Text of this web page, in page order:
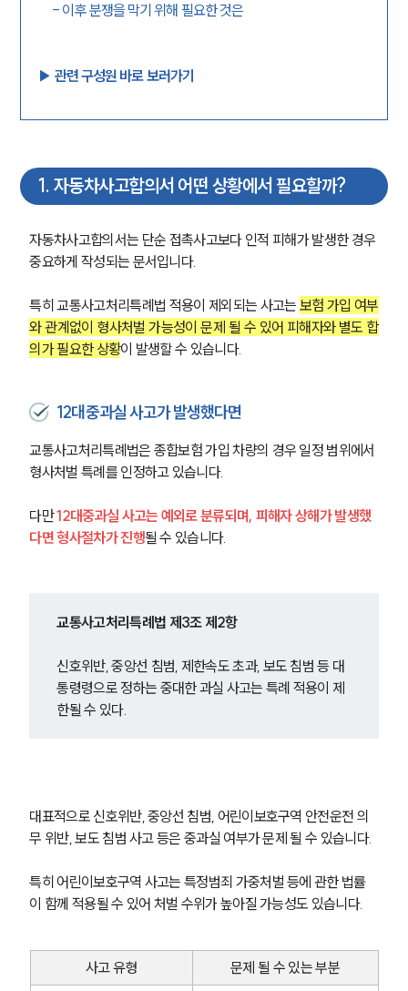
- 이후 분쟁을 막기 위해 필요한 것은
▶︎ 관련 구성원 바로 보러가기
1 . 자동차사고합의서 어떤 상황에서 필요할까?
자동차사고합의서는 단순 접촉사고보다 인적 피해가 발생한 경우
중요하게 작성되는 문서입니다.
특히 교통사고처리특례법 적용이 제외되는 사고는 보험 가입 여부
와 관계없이 형사처벌 가능성이 문제 될 수 있어 피해자와 별도 합
의가 필요한 상황이 발생할 수 있습니다.
12대중과실 사고가 발생했다면
교통사고처리특례법은 종합보험 가입 차량의 경우 일정 범위에서
형사처벌 특례를 인정하고 있습니다.
다만 12대중과실 사고는 예외로 분류되며, 피해자 상해가 발생했
다면 형사절차가 진행될 수 있습니다.
교통사고처리특례법 제3조 제2항
신호위반, 중앙선 침범, 제한속도 초과, 보도 침범 등 대
통령령으로 정하는 중대한 과실 사고는 특례 적용이 제
한될 수 있다.
대표적으로 신호위반, 중앙선 침범, 어린이보호구역 안전운전 의
무 위반, 보도 침범 사고 등은 중과실 여부가 문제 될 수 있습니다.
특히 어린이보호구역 사고는 특정범죄 가중처벌 등에 관한 법률
이 함께 적용될 수 있어 처벌 수위가 높아질 가능성도 있습니다.
사고 유형
문제 될 수 있는 부분